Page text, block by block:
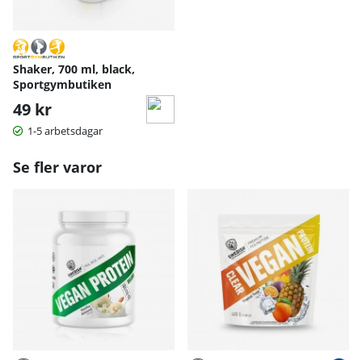
Shaker, 700 ml, black,
Sportgymbutiken
49 kr
1-5 arbetsdagar
Se fler varor